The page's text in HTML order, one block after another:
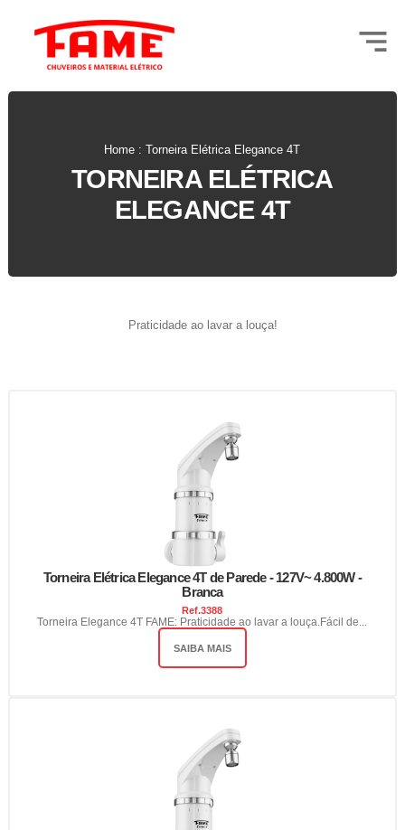
Home : Torneira Elétrica Elegance 4T
TORNEIRA ELÉTRICA
ELEGANCE 4T
Praticidade ao lavar a louça!
Torneira Elétrica Elegance 4T de Parede - 127V~ 4.800W -
Branca
Ref.3388
Torneira Elegance 4T FAME: Praticidade ao lavar a louça.Fácil de...
SAIBA MAIS